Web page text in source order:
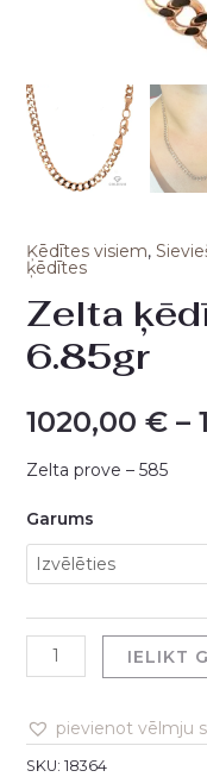
Ķēdītes visiem,
ķēdītes
Zelta
6.85gr
1020,00 €–
Zelta prove – 585
Garums
IELIKT
pievienot vēlmju
SKU: 18364